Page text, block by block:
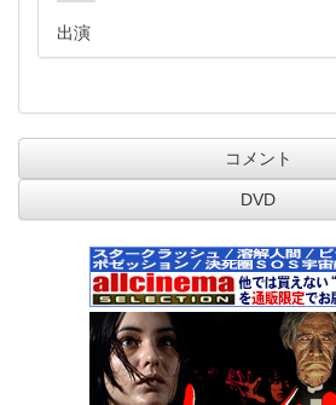
出演
コメント
DVD